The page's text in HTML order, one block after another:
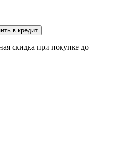
в кредит
скидка при покупке до